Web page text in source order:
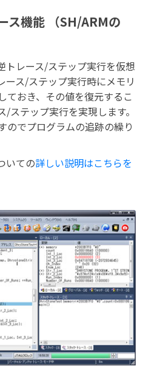
ス機能 （SH/ARMの
トレース/ステップ実行を仮想
ース/ステップ実行時にメモリ
ておき、その値を復元するこ
/ステップ実行を実現します。
のでプログラムの追跡の繰り
いての詳しい説明はこちらを